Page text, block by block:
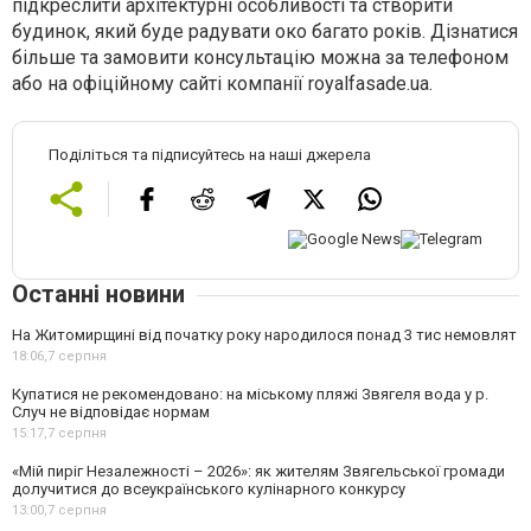
підкреслити архітектурні особливості та створити
будинок, який буде радувати око багато років. Дізнатися
більше та замовити консультацію можна за телефоном
або на офіційному сайті компанії royalfasade.ua.
Поділіться та підписуйтесь на наші джерела
Останні новини
На Житомирщині від початку року народилося понад 3 тис немовлят
18:06,7 серпня
Купатися не рекомендовано: на міському пляжі Звягеля вода у р.
Случ не відповідає нормам
15:17,7 серпня
«Мій пиріг Незалежності – 2026»: як жителям Звягельської громади
долучитися до всеукраїнського кулінарного конкурсу
13:00,7 серпня